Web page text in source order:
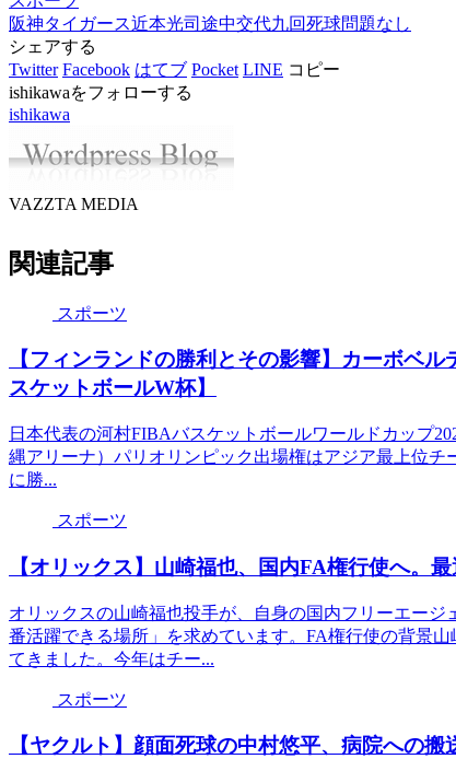
阪神タイガース近本光司 途中交代九回死球問題なし
シェアする
Twitter Facebook はてブ Pocket LINE コピー
ishikawaをフォローする
ishikawa
VAZZTA MEDIA
関連記事
スポーツ
【フィンランドの勝利とその影響】カーボベ
スケットボールW杯】
日本代表の河村FIBAバスケットボールワールドカップ
縄アリーナ）パリオリンピック出場権はアジア最上位
に勝...
スポーツ
【オリックス】山崎福也、国内FA権行使へ。
オリックスの山崎福也投手が、自身の国内フリーエー
番活躍できる場所」を求めています。FA権行使の背景
てきました。今年はチー...
スポーツ
【ヤクルト】顔面死球の中村悠平、病院への搬